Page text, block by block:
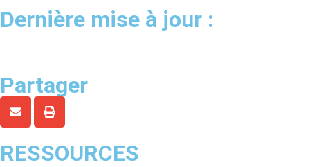
Dernière mise à jour :
Partager
RESSOURCES